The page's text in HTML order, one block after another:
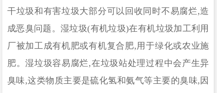
干垃圾和有害垃圾大部分可以回收同时不易腐烂,造
成恶臭问题。湿垃圾(有机垃圾)在有机垃圾加工利用
厂被加工成有机肥或有机复合肥,用于绿化或农业施
肥。湿垃圾容易腐烂,在垃圾站处理过程中会产生异
臭味,这类物质主要是硫化氢和氨气等主要的臭味,因